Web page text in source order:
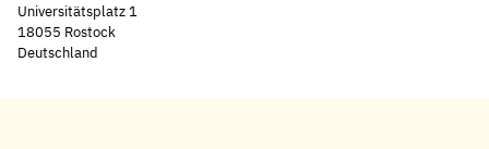
Universitätsplatz 1
18055 Rostock
Deutschland